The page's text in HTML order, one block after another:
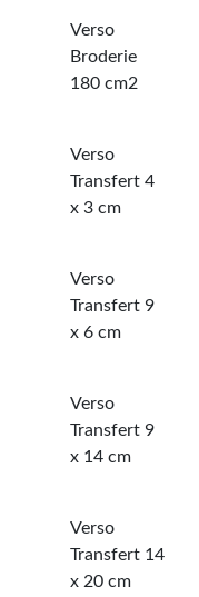
Verso
Broderie
180 cm2
Verso
Transfert 4
x 3 cm
Verso
Transfert 9
x 6 cm
Verso
Transfert 9
x 14 cm
Verso
Transfert 14
x 20 cm